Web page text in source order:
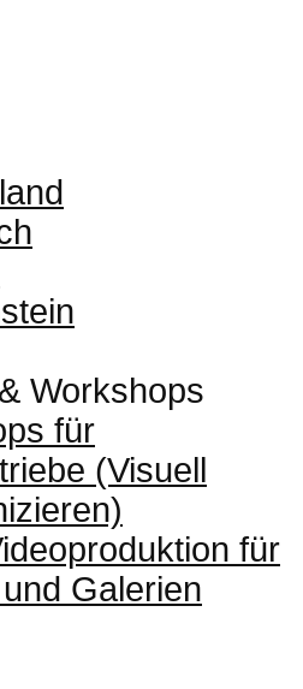
Workshops
für
(Visuell
für
Galerien